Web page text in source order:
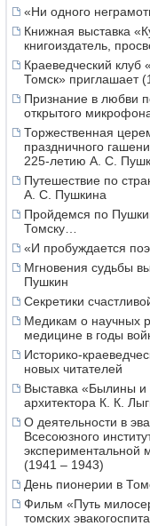
«Ни одного
Книжная выставка
книгоиздатель,
Краеведческий клуб
Томск» приглашает
Признание в любви
открытого
Торжественная
праздничного
225-летию А. С.
Путешествие по
А. С. Пушкина
Пройдемся по
Томску…
«И пробуждается
Мгновения судьбы
Пушкин
Секретики
Медикам о научных
медицине в годы
Историко-
новых читателей
Выставка «Былины и
архитектора К. К.
О деятельности в
Всесоюзного
экспериментальной
(1941 – 1943)
День пионерии в
Фильм «Путь
томских